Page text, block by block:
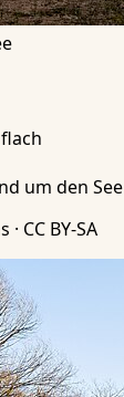
um den See
CC BY-SA